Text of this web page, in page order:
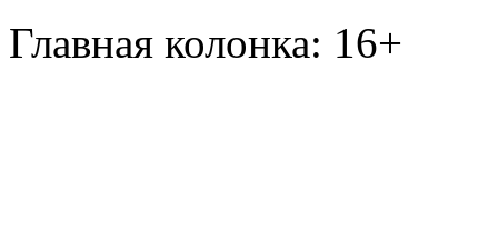
Главная колонка: 16+